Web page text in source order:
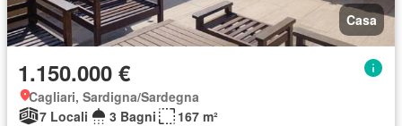
Casa
1.150.000 €
Cagliari, Sardigna/Sardegna
7 Locali
3 Bagni
167 m²